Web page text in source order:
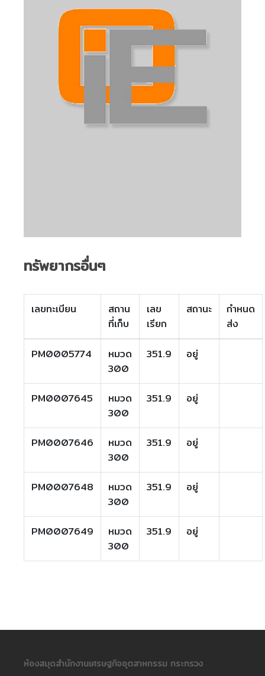
ทรัพยากรอื่นๆ
เลขทะเบียน
สถาน
ที่เก็บ
เลข
เรียก
สถานะ
กำหนด
ส่ง
PM0005774
หมวด
300
351.9 อยู่
PM0007645
หมวด
300
351.9 อยู่
PM0007646
หมวด
300
351.9 อยู่
PM0007648
หมวด
300
351.9 อยู่
PM0007649
หมวด
300
351.9 อยู่
ห้องสมุดสำนักงานเศรษฐกิจอุตสาหกรรม กระทรวง